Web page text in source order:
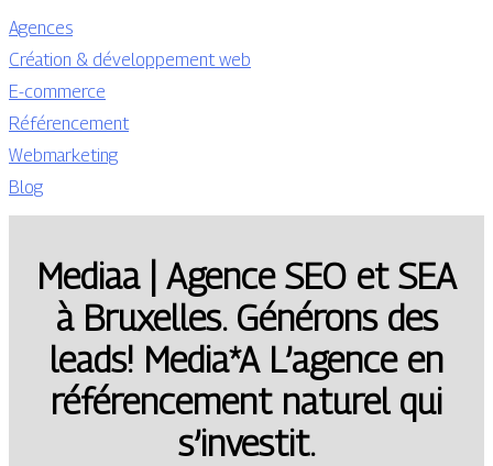
Agences
Création & développement web
E-commerce
Référencement
Webmarketing
Blog
Mediaa | Agence SEO et SEA
à Bruxelles. Générons des
leads! Media*A L’agence en
référen­ce­ment naturel qui
s’investit.